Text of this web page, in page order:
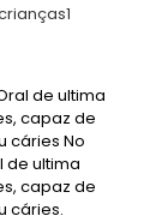
de ultima
capaz de
cáries No
de ultima
capaz de
cáries.